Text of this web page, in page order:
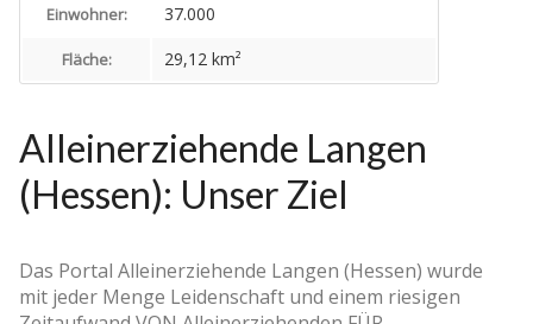
Einwohner: 37.000
Fläche: 29,12 km²
Alleinerziehende Langen
(Hessen): Unser Ziel
Das Portal Alleinerziehende Langen (Hessen) wurde
mit jeder Menge Leidenschaft und einem riesigen